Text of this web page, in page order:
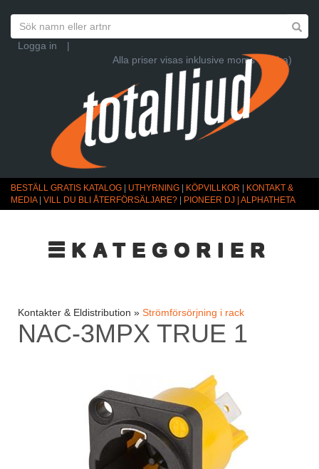
Logga in
|
Alla priser visas inklusive moms (Ändra)
BESTÄLL GRATIS KATALOG UTHYRNING KÖPVILLKOR
KONTAKT &
MEDIA| VILL DU BLI ÅTERFÖRSÄLJARE? PIONEER DJ | ALPHATHETA
☰KATEGORIER
Kontakter & Eldistribution » Strömförsörjning i rack
NAC-3MPX TRUE 1